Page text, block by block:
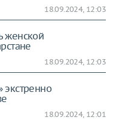
18.09.2024, 12:03
женской
18.09.2024, 12:03
18.09.2024, 12:01